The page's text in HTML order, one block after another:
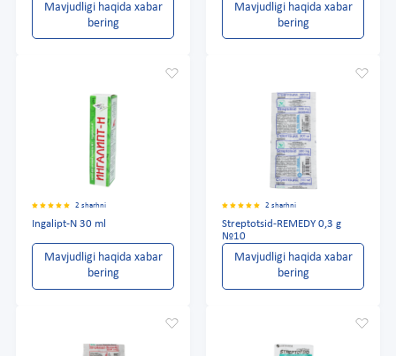
Mavjudligi haqida xabar
bering
Mavjudligi haqida xabar
bering
2 sharhni
Ingalipt-N 30 ml
Mavjudligi haqida xabar
bering
2 sharhni
Streptotsid-REMEDY 0,3 g
№10
Mavjudligi haqida xabar
bering